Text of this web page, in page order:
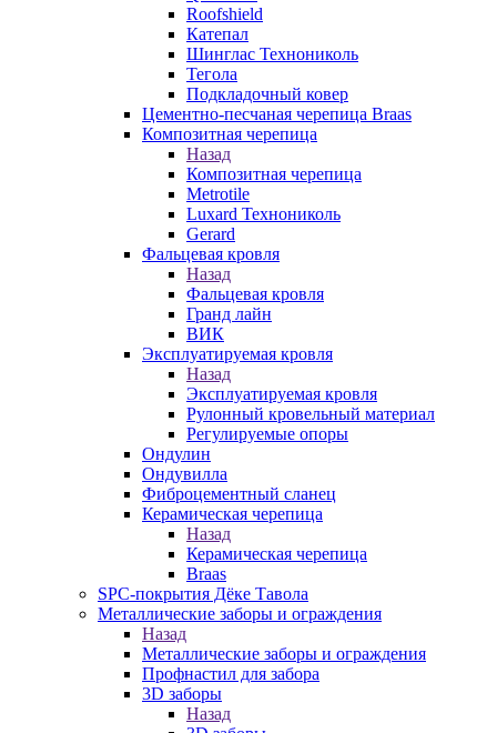
Roofshield
Катепал
Шинглас Технониколь
Тегола
Подкладочный ковер
Цементно-песчаная черепица Braas
Композитная черепица
Назад
Композитная черепица
Metrotile
Luxard Технониколь
Gerard
Фальцевая кровля
Назад
Фальцевая кровля
Гранд лайн
ВИК
Эксплуатируемая кровля
Назад
Эксплуатируемая кровля
Рулонный кровельный материал
Регулируемые опоры
Ондулин
Ондувилла
Фиброцементный сланец
Керамическая черепица
Назад
Керамическая черепица
Braas
SPC-покрытия Дёке Тавола
Металлические заборы и ограждения
Назад
Металлические заборы и ограждения
Профнастил для забора
3D заборы
Назад